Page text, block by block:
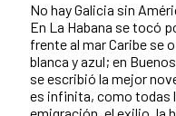
No hay Galicia sin
En La Habana se tocó
frente al mar Caribe se
blanca y azul; en
se escribió la mejor
es infinita, como todas